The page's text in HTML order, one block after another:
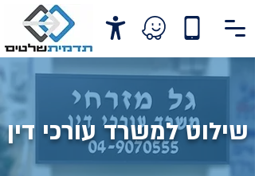
שילוט למשרד עורכי דין